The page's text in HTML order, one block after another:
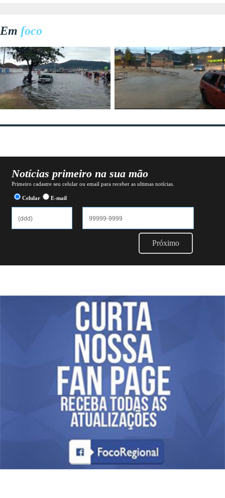
Em foco
Notícias primeiro na sua mão
Primeiro cadastre seu celular ou email para receber as ultimas notícias.
Celular E-mail
Próximo